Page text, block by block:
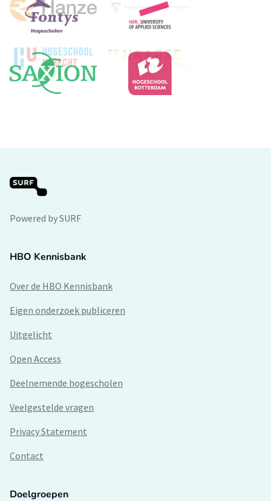
Powered by SURF
HBO Kennisbank
Over de HBO Kennisbank
Eigen onderzoek publiceren
Uitgelicht
Open Access
Deelnemende hogescholen
Veelgestelde vragen
Privacy Statement
Contact
Doelgroepen